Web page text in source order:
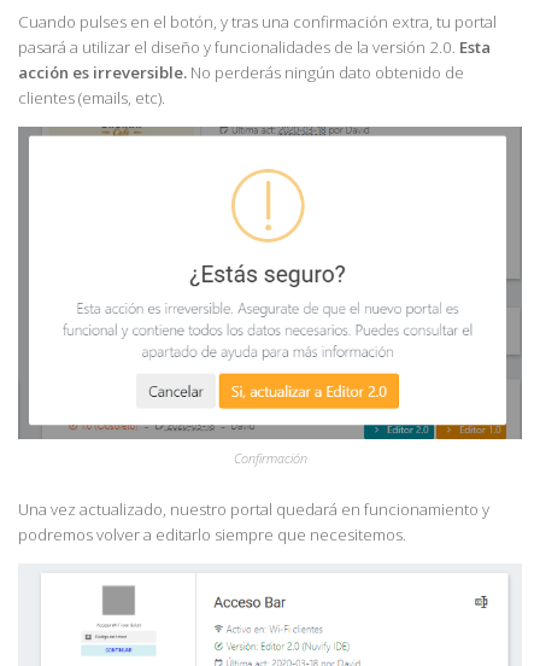
Cuando pulses en el botón, y tras una confirmación extra, tu portal
pasará a utilizar el diseño y funcionalidades de la versión 2.0. Esta
acción es irreversible. No perderás ningún dato obtenido de
clientes (emails, etc).
Confirmación
Una vez actualizado, nuestro portal quedará en funcionamiento y
podremos volver a editarlo siempre que necesitemos.